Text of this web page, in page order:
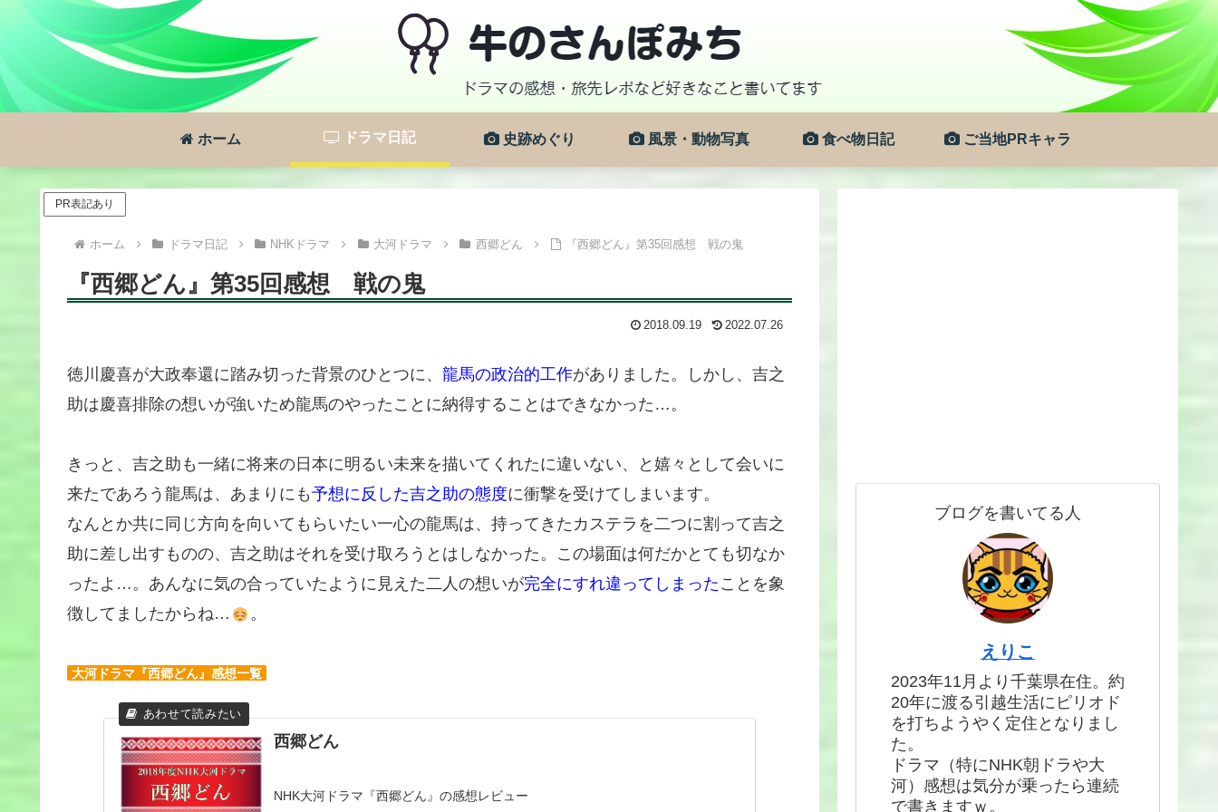
ホーム ドラマ日記 史跡めぐり 風景・動物写真 食べ物日記 ご当地PRキャラ
PR表記あり
ホーム ドラマ日記 NHKドラマ 大河ドラマ 西郷どん 『西郷どん』第35回感想 戦の鬼
『西郷どん』第35回感想 戦の鬼
2018.09.19 2022.07.26
徳川慶喜が大政奉還に踏み切った背景のひとつに、 龍馬の政治的工作がありました。しかし、吉之
助は慶喜排除の想いが強いため龍馬のやったことに納得することはできなかった…。
きっと、吉之助も一緒に将来の日本に明るい未来を描いてくれたに違いない、と嬉々として会いに
来たであろう龍馬は、あまりにも予想に反した吉之助の態度に衝撃を受けてしまいます。
なんとか共に同じ方向を向いてもらいたい一心の龍馬は、持ってきたカステラを二つに割って吉之
助に差し出すものの、吉之助はそれを受け取ろうとはしなかった。この場面は何だかとても切なか
ったよ…。あんなに気の合っていたように見えた二人の想いが完全にすれ違ってしまった ことを象
徴してましたからね…
。
大河ドラマ『西郷どん』感想一覧
西郷どん
NHK大河ドラマ『西郷どん』の感想レビュー
ブログを書いてる人
えりこ
2023年11月より千葉県在住。約
20年に渡る引越生活にピリオド
を打ちようやく定住となりまし
た。
ドラマ（特にNHK朝ドラや大
河）感想は気分が乗ったら連続
で書きますｗ。